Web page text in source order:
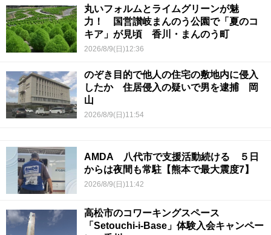
丸いフォルムとライムグリーンが魅
力！ 国営讃岐まんのう公園で「夏のコ
キア」が見頃 香川・まんのう町
2026/8/9(日)12:36
のぞき目的で他人の住宅の敷地内に侵入
したか 住居侵入の疑いで男を逮捕 岡
山
2026/8/9(日)11:54
AMDA 八代市で支援活動続ける ５日
からは夜間も常駐【熊本で最大震度7】
2026/8/9(日)11:42
高松市のコワーキングスペース
「Setouchi-i-Base」体験入会キャンペー